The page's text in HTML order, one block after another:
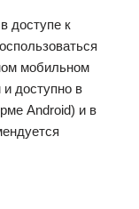
доступе к
мобильном
доступно в
Android) и в